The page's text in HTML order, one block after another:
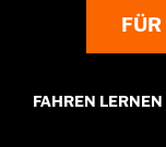
FAHREN LERNEN